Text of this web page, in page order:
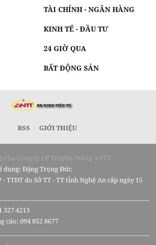
TÀI CHÍNH - NGÂN HÀNG
KINH TẾ - ĐẦU TƯ
24 GIỜ QUA
BẤT ĐỘNG SẢN
RSS GIỚI THIỆU
của Công ty CP Truyền thông ANTT
dung: Đặng Trọng Đức
- TTĐT do Sở TT - TT tỉnh Nghệ An cấp ngày 15
327 4213
cáo: 094 852 8677